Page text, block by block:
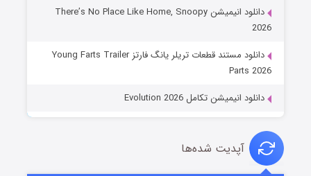
دانلود انیمیشن There’s No Place Like Home, Snoopy
2026
دانلود مستند قطعات تریلر یانگ فارتز Young Farts Trailer
Parts 2026
دانلود انیمیشن تکامل Evolution 2026
آپدیت شده‌ها